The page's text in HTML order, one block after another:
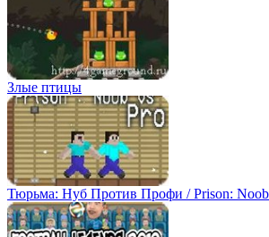
Злые птицы
Тюрьма: Нуб Против Профи / Prison: